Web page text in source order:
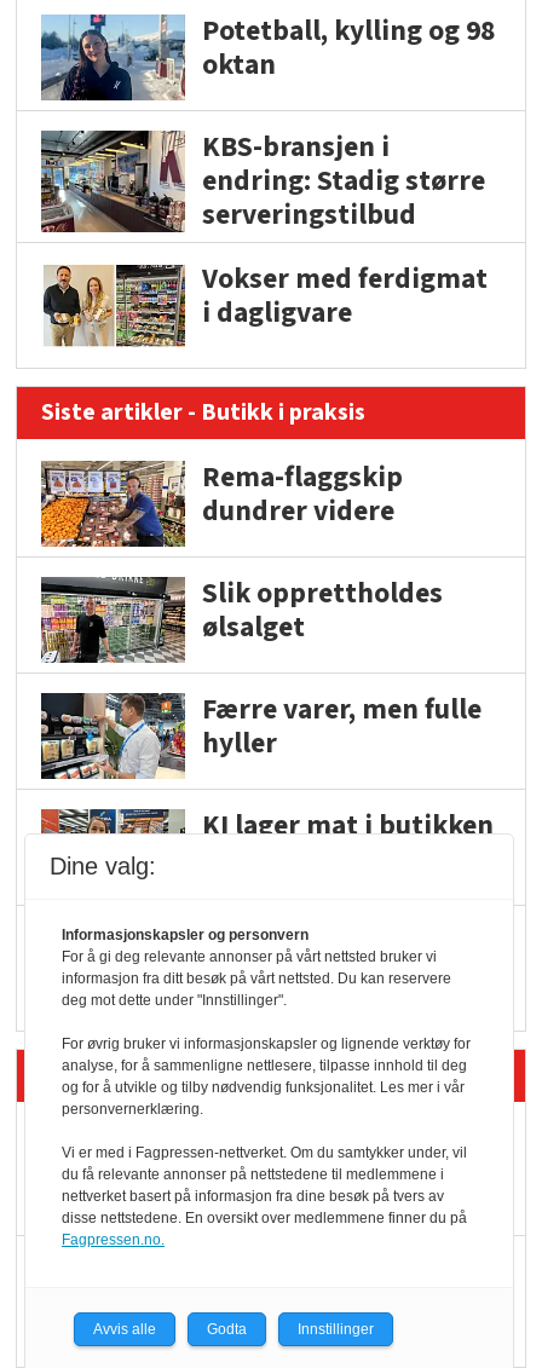
Potetball, kylling og 98
oktan
KBS-bransjen i
endring: Stadig større
serveringstilbud
Vokser med ferdigmat
i dagligvare
Siste artikler - Butikk i praksis
Rema-flaggskip
dundrer videre
Slik opprettholdes
ølsalget
Færre varer, men fulle
hyller
KI lager mat i butikken
Q passerte 1 milliard i
Rema i 2025
Siste artikler - Økologisk
Kolonihagens norske
yoghurt: Trues av
melkemangel
Økologisk Norge sin
hederspris
Dine valg:
Informasjonskapsler og personvern
For å gi deg relevante annonser på vårt nettsted bruker vi
informasjon fra ditt besøk på vårt nettsted. Du kan reservere
deg mot dette under "Innstillinger".
For øvrig bruker vi informasjonskapsler og lignende verktøy for
analyse, for å sammenligne nettlesere, tilpasse innhold til deg
og for å utvikle og tilby nødvendig funksjonalitet. Les mer i vår
personvernerklæring.
Vi er med i Fagpressen-nettverket. Om du samtykker under, vil
du få relevante annonser på nettstedene til medlemmene i
nettverket basert på informasjon fra dine besøk på tvers av
disse nettstedene. En oversikt over medlemmene finner du på
Fagpressen.no.
Avvis alle Godta Innstillinger